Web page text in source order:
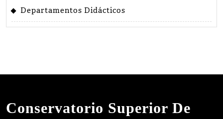
Departamentos Didácticos
Conservatorio Superior De